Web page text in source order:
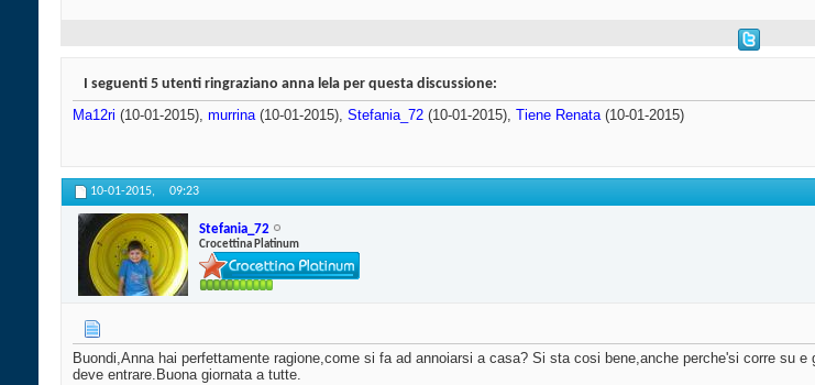
I seguenti 5 utenti ringraziano anna lela per questa discussione:
Ma12ri (10-01-2015), murrina(10-01-2015), Stefania_72 (10-01-2015), Tiene Renata(10-01-2015)
10-01-2015, 09:23
Stefania_72
Crocettina Platinum
Buondi,Anna hai perfettamente ragione,come si fa ad annoiarsi a casa? Si sta cosi bene,anche perche'si corre su
deve entrare.Buona giornata a tutte.